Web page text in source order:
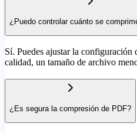
¿Puedo controlar cuánto se
Sí. Puedes ajustar la
calidad, un tamaño de archivo
¿Es segura la compresión de PDF?